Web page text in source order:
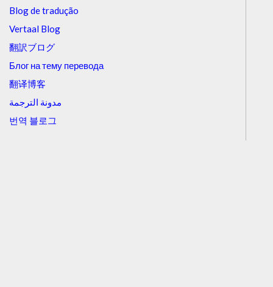
Blog de tradução
Vertaal Blog
翻訳ブログ
Блог на тему перевода
翻译博客
مدونة الترجمة
번역 블로그